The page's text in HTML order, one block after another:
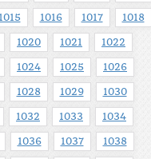
1015 1016 1017 1018
1020 1021 1022
1024 1025 1026
1028 1029 1030
1032 1033 1034
1036 1037 1038